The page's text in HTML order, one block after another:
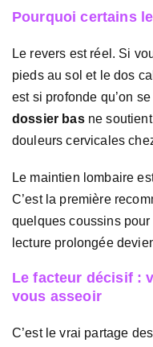
Pourquoi certains
Le revers est réel. Si
pieds au sol et le dos
est si profonde qu’on
dossier basne soutient
douleurs cervicales
Le maintien lombaire
C’est la première
quelques coussins
lecture prolongée
Le facteur décisif :
vous asseoir
C’est le vrai partage